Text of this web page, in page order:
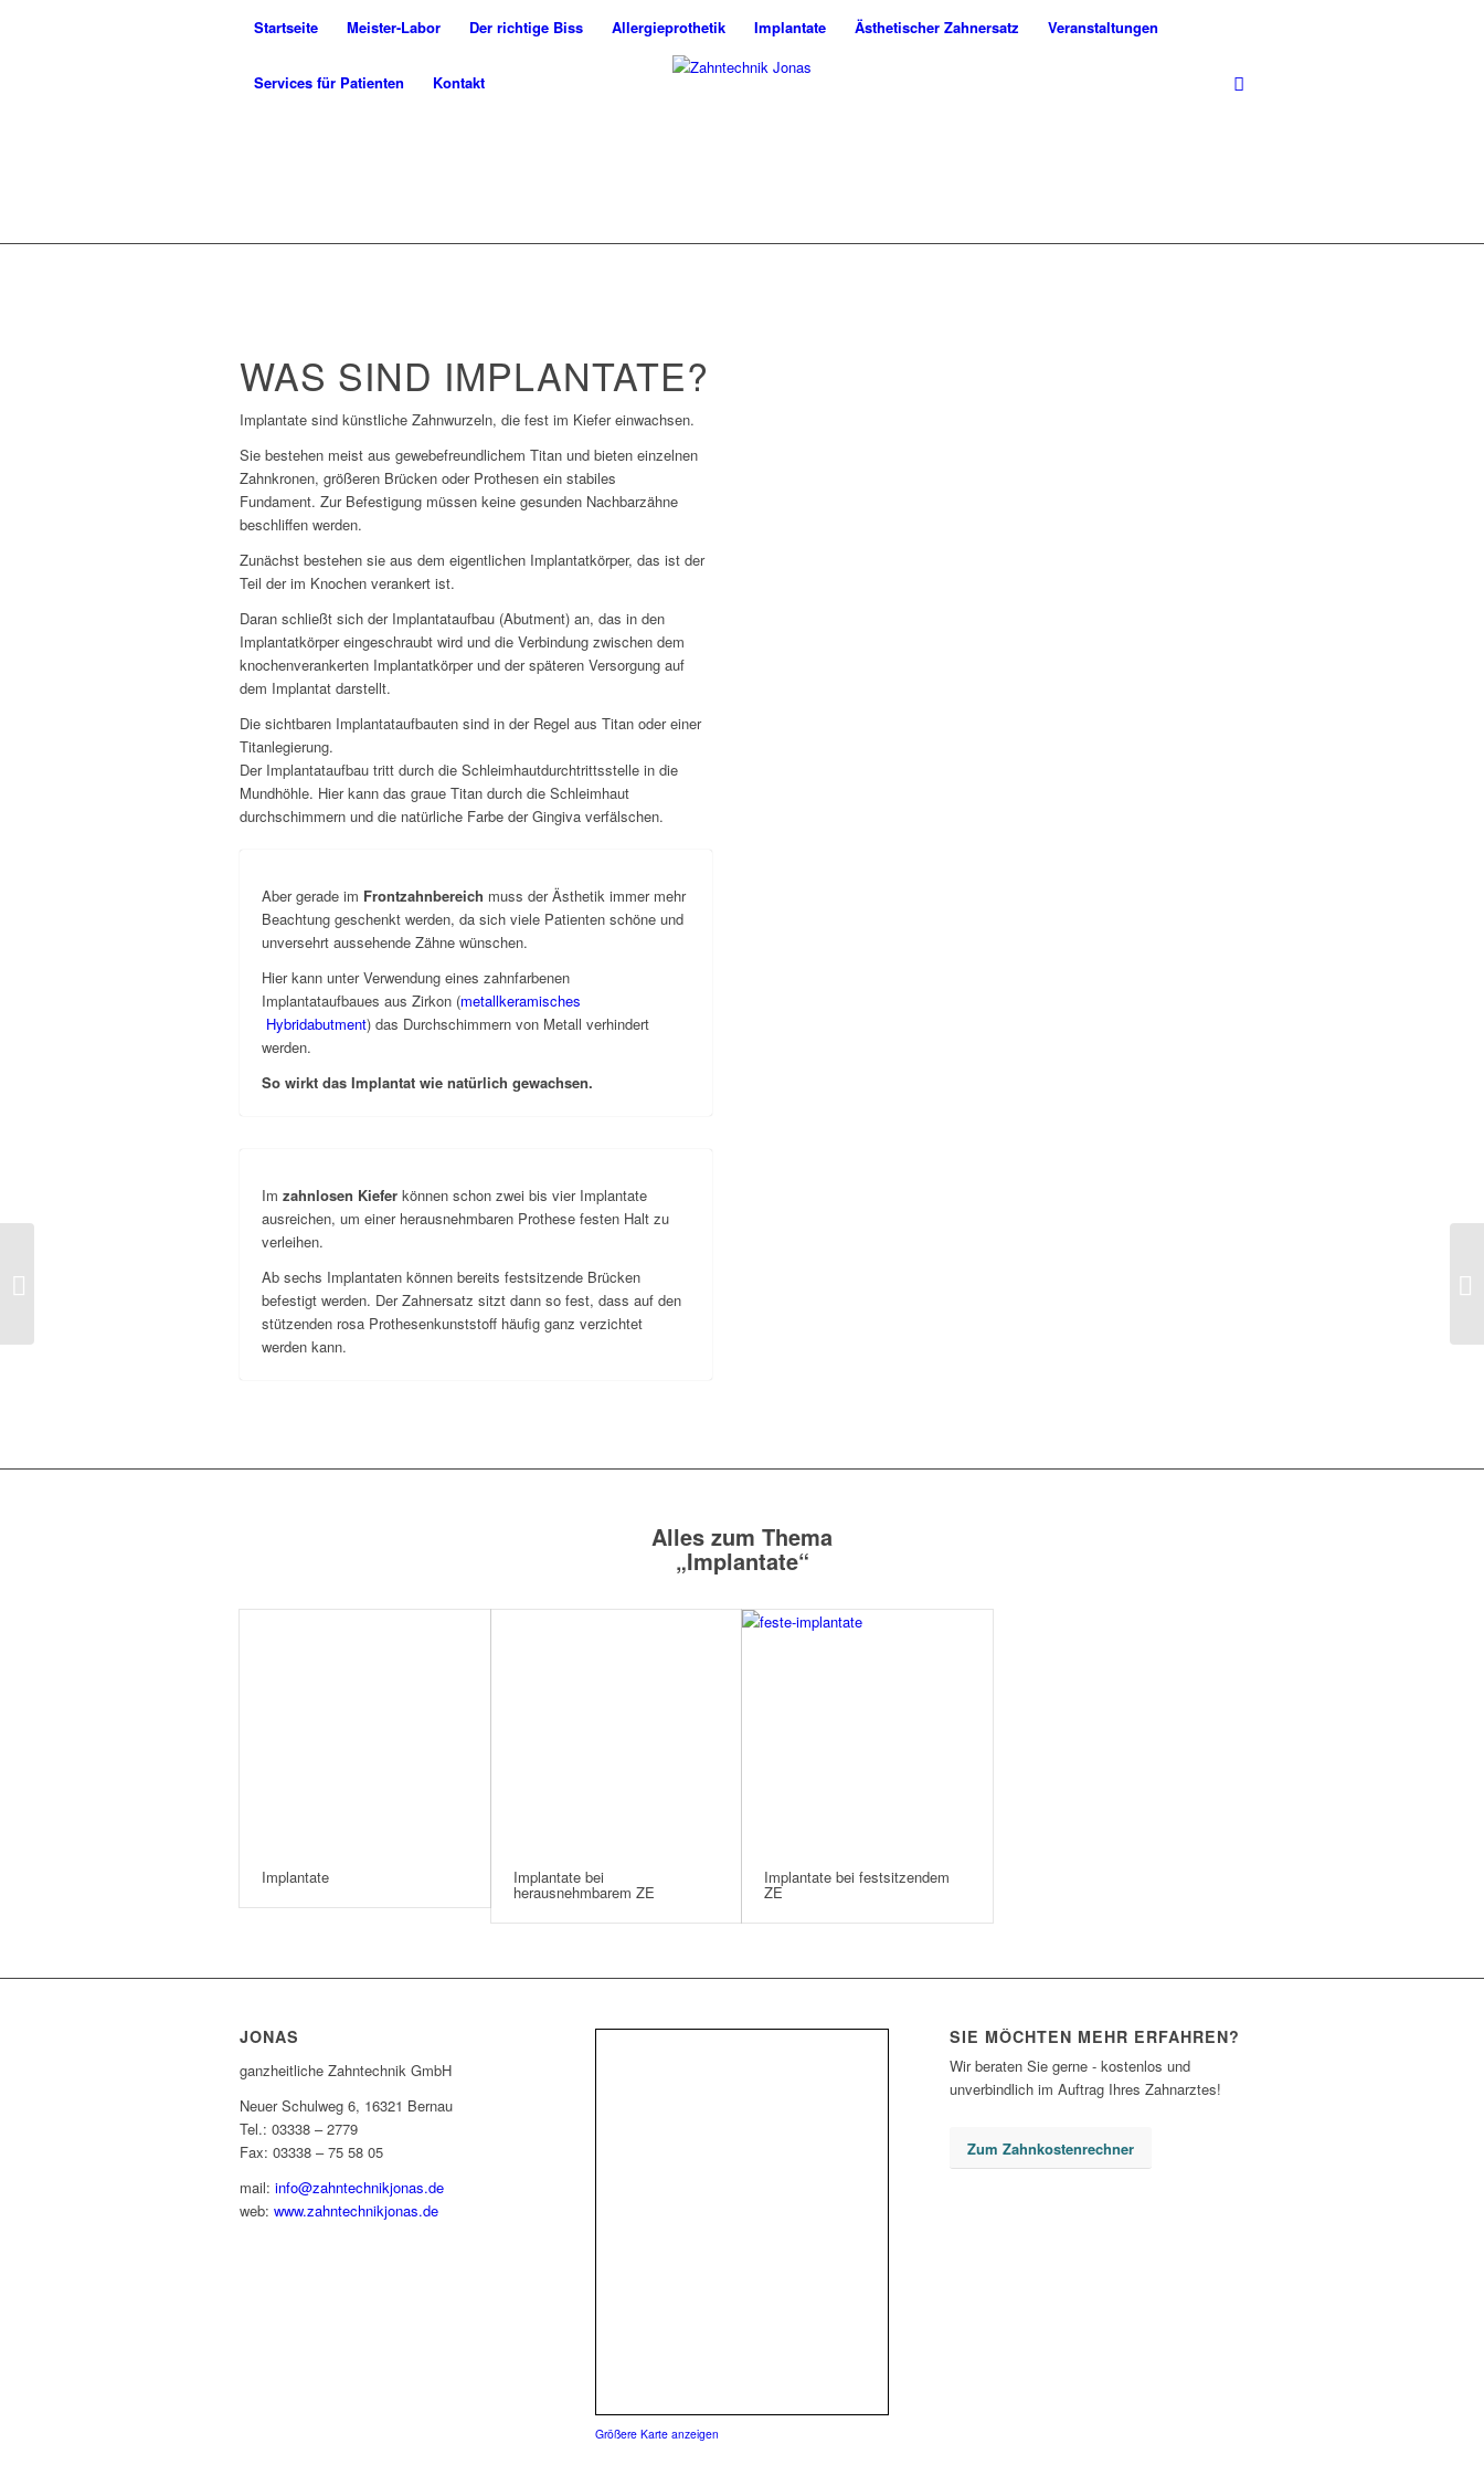
Startseite Meister-Labor Der richtige Biss Allergieprothetik Implantate Ästhetischer Zahnersatz Veranstaltungen
Services für Patienten Kontakt
WAS SIND IMPLANTATE?
Implantate sind künstliche Zahnwurzeln, die fest im Kiefer einwachsen.
Sie bestehen meist aus gewebefreundlichem Titan und bieten einzelnen
Zahnkronen, größeren Brücken oder Prothesen ein stabiles
Fundament. Zur Befestigung müssen keine gesunden Nachbarzähne
beschliffen werden.
Zunächst bestehen sie aus dem eigentlichen Implantatkörper, das ist der
Teil der im Knochen verankert ist.
Daran schließt sich der Implantataufbau (Abutment) an, das in den
Implantatkörper eingeschraubt wird und die Verbindung zwischen dem
knochenverankerten Implantatkörper und der späteren Versorgung auf
dem Implantat darstellt.
Die sichtbaren Implantataufbauten sind in der Regel aus Titan oder einer
Titanlegierung.
Der Implantataufbau tritt durch die Schleimhautdurchtrittsstelle in die
Mundhöhle. Hier kann das graue Titan durch die Schleimhaut
durchschimmern und die natürliche Farbe der Gingiva verfälschen.
Aber gerade im Frontzahnbereich muss der Ästhetik immer mehr
Beachtung geschenkt werden, da sich viele Patienten schöne und
unversehrt aussehende Zähne wünschen.
Hier kann unter Verwendung eines zahnfarbenen
Implantataufbaues aus Zirkon (metallkeramisches
Hybridabutment) das Durchschimmern von Metall verhindert
werden.
So wirkt das Implantat wie natürlich gewachsen.
Im zahnlosen Kiefer können schon zwei bis vier Implantate
ausreichen, um einer herausnehmbaren Prothese festen Halt zu
verleihen.
Ab sechs Implantaten können bereits festsitzende Brücken
befestigt werden. Der Zahnersatz sitzt dann so fest, dass auf den
stützenden rosa Prothesenkunststoff häufig ganz verzichtet
werden kann.
Alles zum Thema
„Implantate“
Implantate Implantate bei
herausnehmbarem ZE
Implantate bei festsitzendem
ZE
JONAS
ganzheitliche Zahntechnik GmbH
Neuer Schulweg 6, 16321 Bernau
Tel.: 03338 – 2779
Fax: 03338 – 75 58 05
mail: info@zahntechnikjonas.de
web: www.zahntechnikjonas.de
Größere Karte anzeigen
SIE MÖCHTEN MEHR ERFAHREN?
Wir beraten Sie gerne - kostenlos und
unverbindlich im Auftrag Ihres Zahnarztes!
Zum Zahnkostenrechner